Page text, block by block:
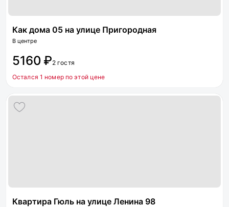
Как дома 05 на улице Пригородная
В центре
5160 ₽2 гостя
Остался 1 номер по этой цене
Квартира Гюль на улице Ленина 98